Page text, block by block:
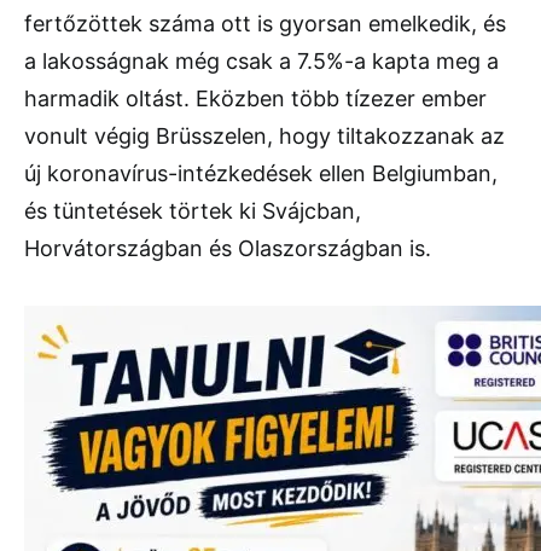
fertőzöttek száma ott is gyorsan emelkedik, és
a lakosságnak még csak a 7.5%-a kapta meg a
harmadik oltást. Eközben több tízezer ember
vonult végig Brüsszelen, hogy tiltakozzanak az
új koronavírus-intézkedések ellen Belgiumban,
és tüntetések törtek ki Svájcban,
Horvátországban és Olaszországban is.